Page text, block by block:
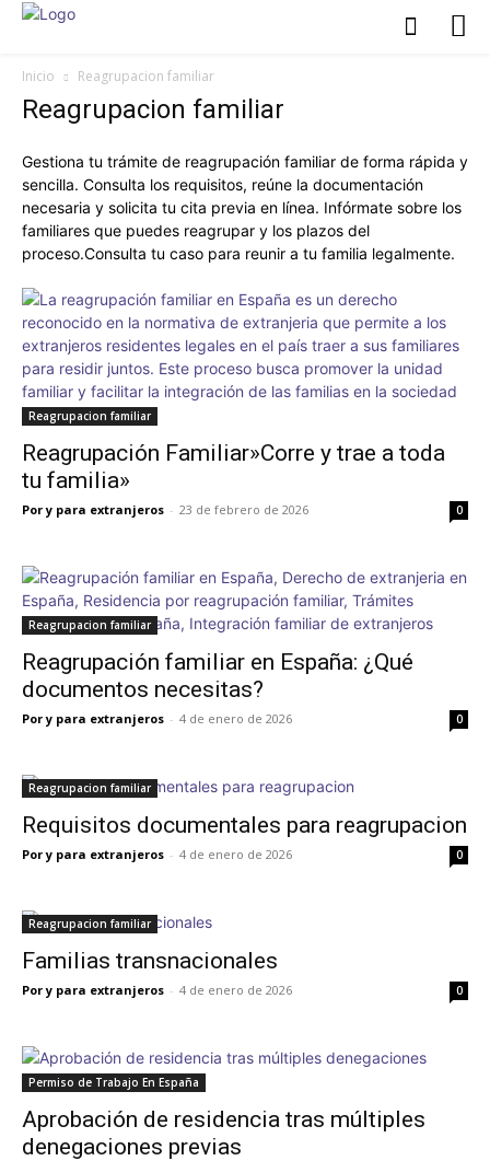
Inicio Reagrupacion familiar
Reagrupacion familiar
Gestiona tu trámite de reagrupación familiar de forma rápida y
sencilla. Consulta los requisitos, reúne la documentación
necesaria y solicita tu cita previa en línea. Infórmate sobre los
familiares que puedes reagrupar y los plazos del
proceso.Consulta tu caso para reunir a tu familia legalmente.
Reagrupacion familiar
Reagrupación Familiar»Corre y trae a toda
tu familia»
Por y para extranjeros - 23 de febrero de 2026 0
Reagrupacion familiar
Reagrupación familiar en España: ¿Qué
documentos necesitas?
Por y para extranjeros - 4 de enero de 2026 0
Reagrupacion familiar
Requisitos documentales para reagrupacion
Por y para extranjeros - 4 de enero de 2026 0
Reagrupacion familiar
Familias transnacionales
Por y para extranjeros - 4 de enero de 2026 0
Permiso de Trabajo En España
Aprobación de residencia tras múltiples
denegaciones previas